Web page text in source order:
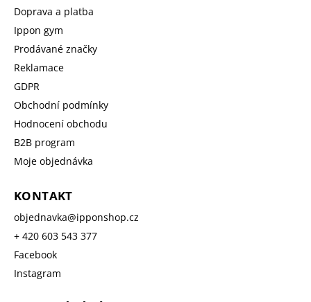
Doprava a platba
Ippon gym
Prodávané značky
Reklamace
GDPR
Obchodní podmínky
Hodnocení obchodu
B2B program
Moje objednávka
KONTAKT
objednavka@ipponshop.cz
+ 420 603 543 377
Facebook
Instagram